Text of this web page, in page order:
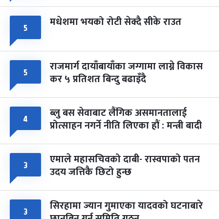
५ मधेशमा भयको रोटी सेक्दै सीके राउत
५ राजमार्ग दायाँबायाँका जग्गामा लाग्ने विकास
कर ५ प्रतिशत बिन्दु बढाइँदै
४ ब्लु बस सेवाबाट लैंगिक असमानतालाई
प्रोत्साहन नगर्ने नीति लिएका हौं : मन्त्री बादी
३ एमाले महासचिवको दाबी- रास्वपाको पतन
उदय जत्तिकै छिटो हुन्छ
३ सिरहामा ज्यान गुमाएका यादवको घटनाबारे